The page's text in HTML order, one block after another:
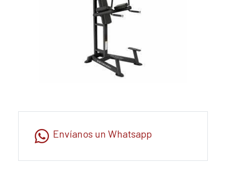
Envíanos un Whatsapp